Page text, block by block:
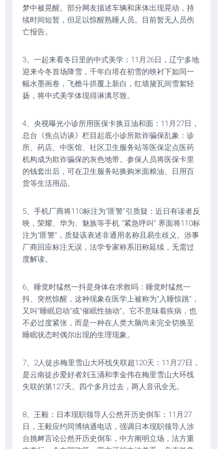
梦中被晃醒。部分网友描述车辆和床体出现晃动，持
续时间短暂，但足以惊醒熟睡人员。目前暂无人员伤
亡报告。
3、一起来看冬日里的中式美学：11月26日，辽宁多地
迎来今冬首场降雪，千年白塔在初雪的映衬下如同一
幅水墨画卷，飞檐斗拱覆上新白，红墙黛瓦间雪絮轻
扬，将中式美学体现得淋漓尽致。
4、央视曝光小诊所用医保卡换豆油和面：11月27日，
总台《焦点访谈》栏目起底小诊所欺诈骗保乱象：诊
所、药店、中医馆、社区卫生服务站等医保定点医药
机构成为欺诈骗保的灰色地带。参保人员将医保卡里
的钱套出后，可在卫生服务站换购米面粮油、日用百
货等生活用品。
5、手机厂商将110标注为“匪警”引质疑：近日有读者反
映，荣耀、华为、魅族等手机 “紧急呼叫” 界面将110标
注为“匪警”，质疑该表述非通用名称且易生歧义。涉事
厂商回应标注无误，法学专家称系旧称延续，无需过
度解读。
6、睡觉时猛然一抖是身体在求救吗：睡觉时猛然一
抖、突然惊醒，这种现象在医学上被称为“入睡惊跳”，
又叫“睡眠启动”或“催眠性抽动”。它不意味着疾病，也
不必过度紧张，而是一种在人类大脑尚未完全切换至
睡眠状态时偶尔出现的生理现象。
7、2人徒步梅里雪山大环线失联超120天：11月27日，
是云南徒步爱好者刘玉涌和李金伟在梅里雪山大环线
失联的第127天。四个多月过去，两人音讯全无。
8、王毅：日本现职领导人公然开历史倒车：11月27
日，王毅应约同博纳通电话，强调日本现职领导人涉
台挑衅言论公然开历史倒车，中方阐明立场，法方重